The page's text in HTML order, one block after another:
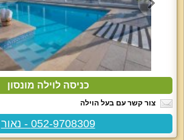
כניסה לוילה מונסון
צור קשר עם בעל הוילה
052-9708309 - נאור